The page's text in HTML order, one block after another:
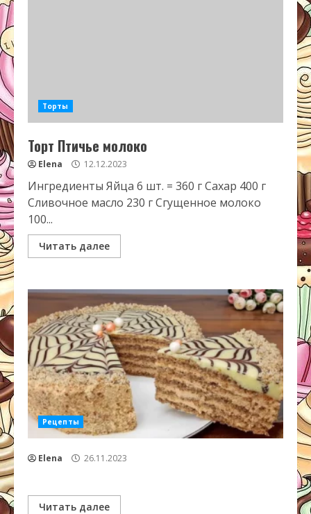
Торты
Торт Птичье молоко
Elena 12.12.2023
Ингредиенты Яйца 6 шт. = 360 г Сахар 400 г
Сливочное масло 230 г Сгущенное молоко
100...
Читать далее
Рецепты
Elena 26.11.2023
Читать далее